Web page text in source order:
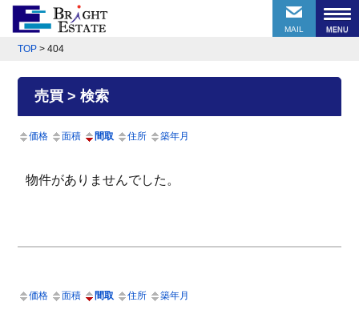
MAIL
TOP >404
売買 > 検索
価格 面積 間取 住所 築年月
物件がありませんでした。
価格 面積 間取 住所 築年月